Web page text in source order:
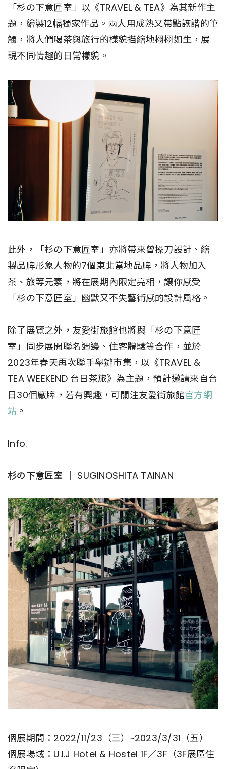
「杉の下意匠室」以《TRAVEL & TEA》為其新作主
題，繪製12幅獨家作品。兩人用成熟又帶點詼諧的筆
觸，將人們喝茶與旅行的樣貌描繪地栩栩如生，展
現不同情趣的日常樣貌。
此外，「杉の下意匠室」亦將帶來曾操刀設計、繪
製品牌形象人物的7個東北當地品牌，將人物加入
茶、旅等元素，將在展期內限定亮相，讓你感受
「杉の下意匠室」幽默又不失藝術感的設計風格。
除了展覽之外，友愛街旅館也將與「杉の下意匠
室」同步展開聯名週邊、住客體驗等合作，並於
2023年春天再次聯手舉辦市集，以《TRAVEL &
TEA WEEKEND 台日茶旅》為主題，預計邀請來自台
日30個廠牌，若有興趣，可關注友愛街旅館官方網
站 。
Info.
杉の下意匠室 │ SUGINOSHITA TAINAN
個展期間：2022/11/23（三）~2023/3/31（五）
個展場域：U.I.J Hotel & Hostel 1F／3F（3F展區住